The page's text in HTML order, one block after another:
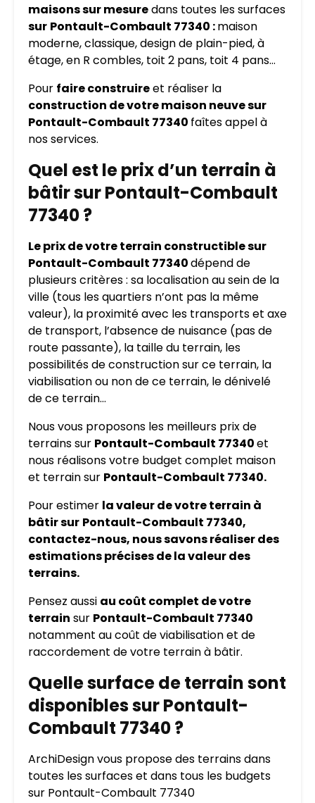
maisons sur mesuredans toutes les surfaces
sur Pontault-Combault 77340 :maison
moderne, classique, design de plain-pied, à
étage, en R combles, toit 2 pans, toit 4 pans…
Pour faire construireet réaliser la
construction de votre maison neuve sur
Pontault-Combault 77340 faîtes appel à
nos services.
Quel est le prix d’un terrain à
bâtir sur Pontault-Combault
77340 ?
Le prix de votre terrain constructible sur
Pontault-Combault 77340dépend de
plusieurs critères : sa localisation au sein de la
ville (tous les quartiers n’ont pas la même
valeur), la proximité avec les transports et axe
de transport, l’absence de nuisance (pas de
route passante), la taille du terrain, les
possibilités de construction sur ce terrain, la
viabilisation ou non de ce terrain, le dénivelé
de ce terrain…
Nous vous proposons les meilleurs prix de
terrains sur Pontault-Combault 77340et
nous réalisons votre budget complet maison
et terrain sur Pontault-Combault 77340.
Pour estimer la valeur de votre terrain à
bâtir sur Pontault-Combault 77340,
contactez-nous, nous savons réaliser des
estimations précises de la valeur des
terrains.
Pensez aussi au coût complet de votre
terrain sur Pontault-Combault 77340
notamment au coût de viabilisation et de
raccordement de votre terrain à bâtir.
Quelle surface de terrain sont
disponibles sur Pontault-
Combault 77340 ?
ArchiDesign vous propose des terrains dans
toutes les surfaces et dans tous les budgets
sur Pontault-Combault 77340